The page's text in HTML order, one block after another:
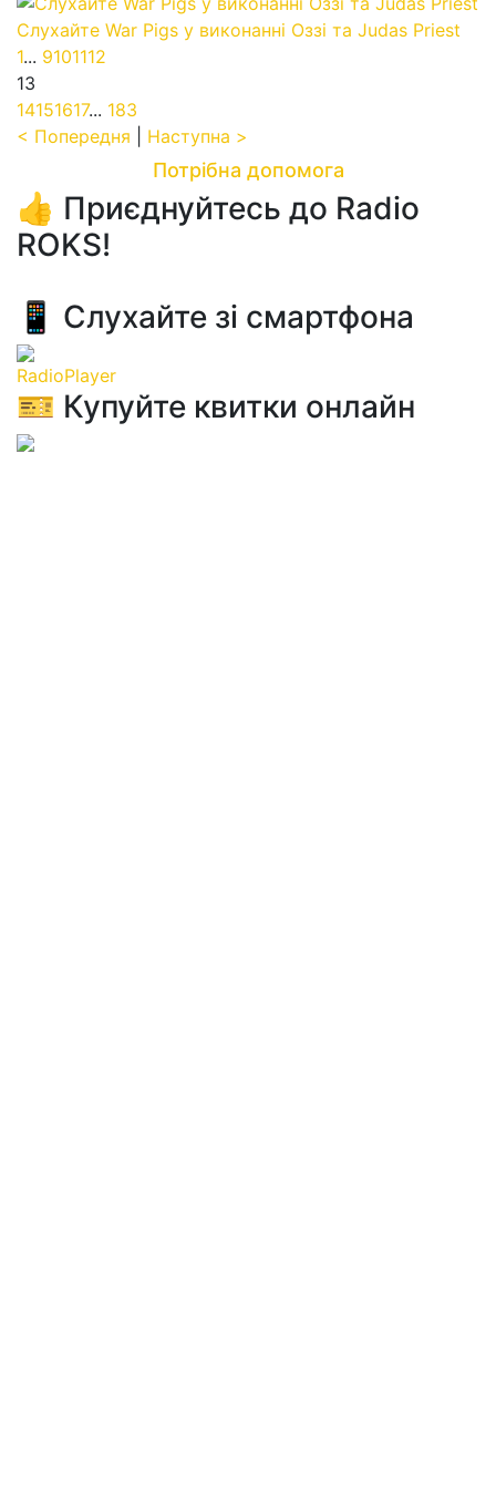
Слухайте War Pigs у виконанні Оззі та Judas Priest
1... 9101112
13
14151617... 183
< Попередня
Наступна >
Потрібна допомога
👍 Приєднуйтесь до Radio
ROKS!
📱 Слухайте зі смартфона
RadioPlayer
🎫 Купуйте квитки онлайн